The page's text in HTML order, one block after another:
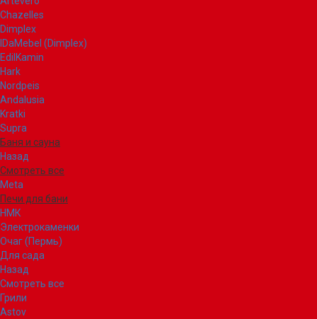
Chazelles
Dimplex
IDaMebel (Dimplex)
EdilKamin
Hark
Nordpeis
Andalusia
Kratki
Supra
Баня и сауна
Назад
Смотреть все
Meta
Печи для бани
НМК
Электрокаменки
Очаг (Пермь)
Для сада
Назад
Смотреть все
Грили
Astov